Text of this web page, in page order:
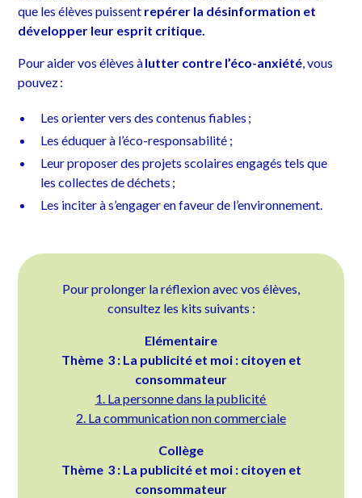
que les élèves puissent repérer la désinformation et
développer leur esprit critique.
Pour aider vos élèves àlutter contre l’éco-anxiété , vous
pouvez :
Les orienter vers des contenus fiables ;
Les éduquer à l’éco-responsabilité ;
Leur proposer des projets scolaires engagés tels que
les collectes de déchets ;
Les inciter à s’engager en faveur de l’environnement.
Pour prolonger la réflexion avec vos élèves,
consultez les kits suivants :
Elémentaire
Thème 3 : La publicité et moi : citoyen et
consommateur
1. La personne dans la publicité
2. La communication non commerciale
Collège
Thème 3 : La publicité et moi : citoyen et
consommateur